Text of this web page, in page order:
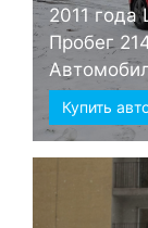
2011
Пробег
Купить